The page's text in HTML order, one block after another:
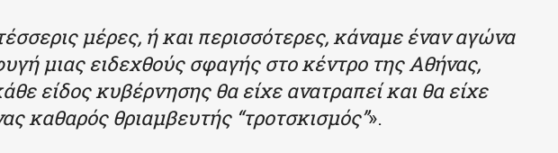
μέρες, ή και περισσότερες, κάναμε έναν αγώνα
μιας ειδεχθούς σφαγής στο κέντρο της Αθήνας,
είδος κυβέρνησης θα είχε ανατραπεί και θα είχε
καθαρός θριαμβευτής “τροτσκισμός”».